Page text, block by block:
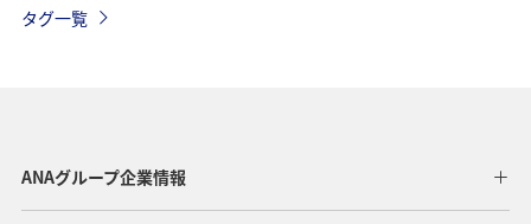
タグ一覧
ANAグループ企業情報